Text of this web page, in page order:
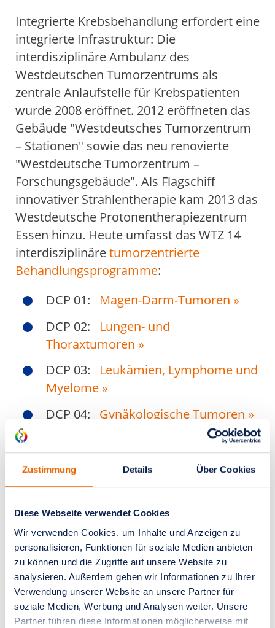
Zustimmung Details Über Cookies
Diese Webseite verwendet Cookies
Wir verwenden Cookies, um Inhalte und Anzeigen zu
personalisieren, Funktionen für soziale Medien anbieten
zu können und die Zugriffe auf unsere Website zu
analysieren. Außerdem geben wir Informationen zu Ihrer
Verwendung unserer Website an unsere Partner für
soziale Medien, Werbung und Analysen weiter. Unsere
Partner führen diese Informationen möglicherweise mit
Integrierte Krebsbehandlung erfordert eine
integrierte Infrastruktur: Die
interdisziplinäre Ambulanz des
Westdeutschen Tumorzentrums als
zentrale Anlaufstelle für Krebspatienten
wurde 2008 eröffnet. 2012 eröffneten das
Gebäude "Westdeutsches Tumorzentrum
– Stationen" sowie das neu renovierte
"Westdeutsche Tumorzentrum –
Forschungsgebäude". Als Flagschiff
innovativer Strahlentherapie kam 2013 das
Westdeutsche Protonentherapiezentrum
Essen hinzu. Heute umfasst das WTZ 14
interdisziplinäretumorzentrierte
Behandlungsprogramme:
DCP 01: Magen-Darm-Tumoren »
DCP 02: Lungen- und
Thoraxtumoren »
DCP 03: Leukämien, Lymphome und
Myelome »
DCP 04: Gynäkologische Tumoren »
Neuroonkologische
Tumoren»
DCP 06:Tumoren der Harn- und
DCP 07:Pädiatrische
Hämatologie/Onkologie»
DCP 08:Hauttumoren»
DCP 09:Endokrine Tumoren»
DCP 10:Kopf-Hals-Tumoren»